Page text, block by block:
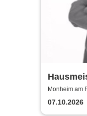
lebt nur
Monheim am
07.10.2026